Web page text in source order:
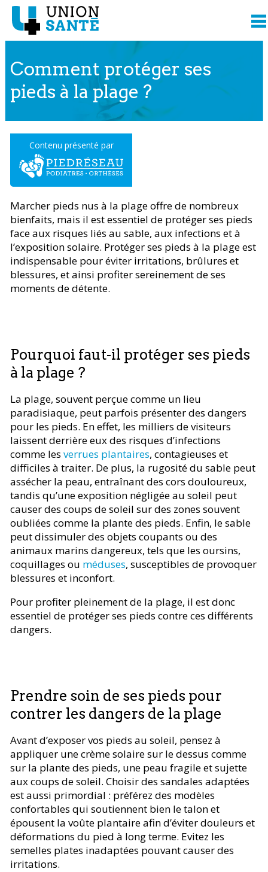
Comment protéger ses
pieds à la plage ?
Contenu présenté par
Marcher pieds nus à la plage offre de nombreux
bienfaits, mais il est essentiel de protéger ses pieds
face aux risques liés au sable, aux infections et à
l’exposition solaire. Protéger ses pieds à la plage est
indispensable pour éviter irritations, brûlures et
blessures, et ainsi profiter sereinement de ses
moments de détente.
Pourquoi faut-il protéger ses pieds
à la plage ?
La plage, souvent perçue comme un lieu
paradisiaque, peut parfois présenter des dangers
pour les pieds. En effet, les milliers de visiteurs
laissent derrière eux des risques d’infections
comme les verrues plantaires, contagieuses et
difficiles à traiter. De plus, la rugosité du sable peut
assécher la peau, entraînant des cors douloureux,
tandis qu’une exposition négligée au soleil peut
causer des coups de soleil sur des zones souvent
oubliées comme la plante des pieds. Enfin, le sable
peut dissimuler des objets coupants ou des
animaux marins dangereux, tels que les oursins,
coquillages ou méduses, susceptibles de provoquer
blessures et inconfort.
Pour profiter pleinement de la plage, il est donc
essentiel de protéger ses pieds contre ces différents
dangers.
Prendre soin de ses pieds pour
contrer les dangers de la plage
Avant d’exposer vos pieds au soleil, pensez à
appliquer une crème solaire sur le dessus comme
sur la plante des pieds, une peau fragile et sujette
aux coups de soleil. Choisir des sandales adaptées
est aussi primordial : préférez des modèles
confortables qui soutiennent bien le talon et
épousent la voûte plantaire afin d’éviter douleurs et
déformations du pied à long terme. Evitez les
semelles plates inadaptées pouvant causer des
irritations.